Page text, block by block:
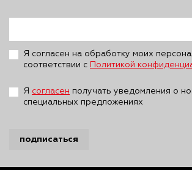
Я согласен на обработку моих
соответствии с
Политикой
Я согласен получать уведомления о
специальных предложениях
подписаться